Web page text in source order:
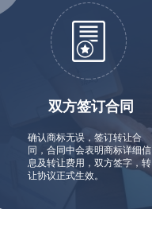
双方签订合同
确认商标无误，签订转让合
同，合同中会表明商标详细信
息及转让费用，双方签字，转
让协议正式生效。